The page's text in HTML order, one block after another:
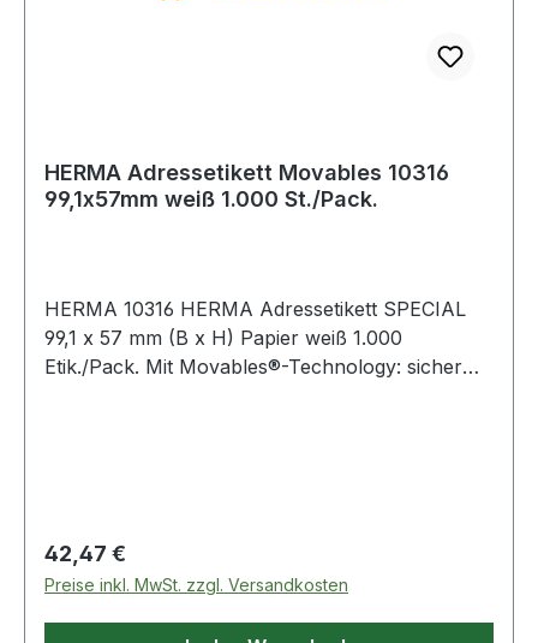
HERMA Adressetikett Movables 10316
99,1x57mm weiß 1.000 St./Pack.
HERMA 10316 HERMA Adressetikett SPECIAL
99,1 x 57 mm (B x H) Papier weiß 1.000
Etik./Pack. Mit Movables®-Technology: sicher
befristete oder wechselnde Kennzeichnungen
und Oberflächen · die nicht beschädigt werden
sollen. Störungsfreie Verarbeitung durch
Regulärer Preis:
42,47 €
Preise inkl. MwSt. zzgl. Versandkosten